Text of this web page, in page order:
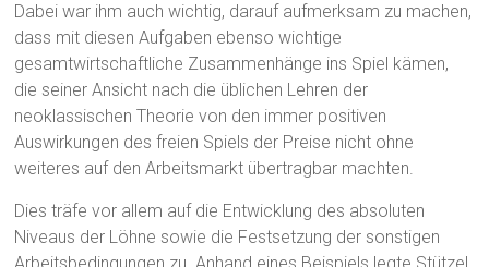
Dabei war ihm auch wichtig, darauf aufmerksam zu machen,
dass mit diesen Aufgaben ebenso wichtige
gesamtwirtschaftliche Zusammenhänge ins Spiel kämen,
die seiner Ansicht nach die üblichen Lehren der
neoklassischen Theorie von den immer positiven
Auswirkungen des freien Spiels der Preise nicht ohne
weiteres auf den Arbeitsmarkt übertragbar machten.
Dies träfe vor allem auf die Entwicklung des absoluten
Niveaus der Löhne sowie die Festsetzung der sonstigen